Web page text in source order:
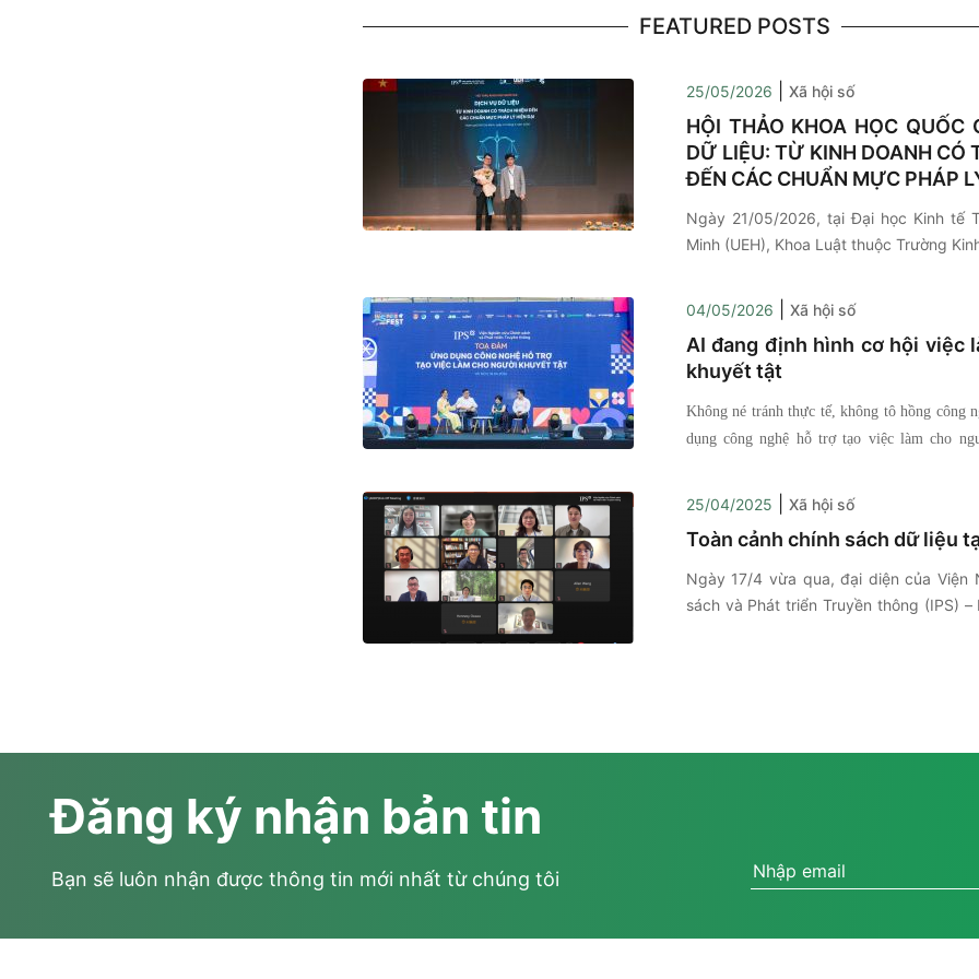
FEATURED POSTS
25/05/2026 Xã hội số
HỘI THẢO KHOA HỌC QUỐC
DỮ LIỆU: TỪ KINH DOANH CÓ
ĐẾN CÁC CHUẨN MỰC PHÁP
Ngày 21/05/2026, tại Đại học Kinh tế
Minh (UEH), Khoa Luật thuộc Trường
sách và Phát triển Truyền thông (IPS)
Hội thảo khoa học quốc gia với chủ đề
kinh doanh có trách nhiệm đến các
hiện đại”. Hội thảo có sự tham gia của
nghiên cứu, đại diện cơ quan quản lý
nghiệp và các nhà hoạch định chính
04/05/2026 Xã hội số
AI đang định hình cơ hội việc
khuyết tật
Không né tránh thực tế, không tô hồng công
dụng công nghệ hỗ trợ tạo việc làm cho
Fest đã đặt ra một câu hỏi thẳng thắn: khi
25/04/2025 Xã hội số
Toàn cảnh chính sách dữ liệu
Ngày 17/4 vừa qua, đại diện của Viện
sách và Phát triển Truyền thông (IPS) –
Đăng ký nhận bản tin
Bạn sẽ luôn nhận được thông tin mới nhất từ chúng tôi